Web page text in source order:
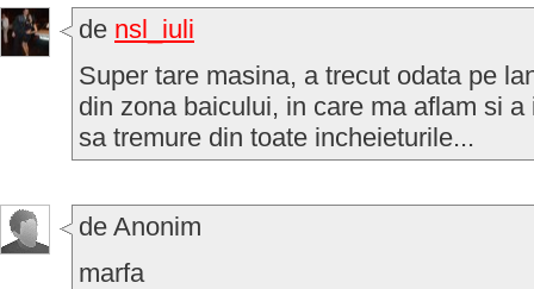
de nsl_iuli
Super tare masina, a trecut odata pe
din zona baicului, in care ma aflam si
sa tremure din toate incheieturile...
de Anonim
marfa